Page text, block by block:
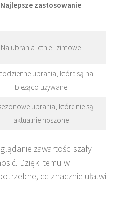
Najlepsze zastosowanie
Na ubrania letnie i zimowe
ubrania, które są na
bieżąco używane
ubrania, które nie są
aktualnie noszone
zawartości szafy
Dzięki temu w
co znacznie ułatwi